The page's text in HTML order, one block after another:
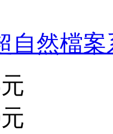
自然檔